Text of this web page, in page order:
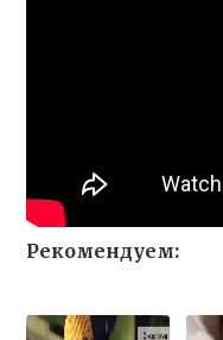
Рекомендуем: